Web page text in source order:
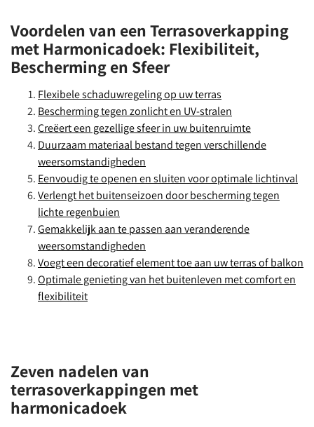
Voordelen van een Terrasoverkapping
met Harmonicadoek: Flexibiliteit,
Bescherming en Sfeer
Flexibele schaduwregeling op uw terras
Bescherming tegen zonlicht en UV-stralen
Creëert een gezellige sfeer in uw buitenruimte
Duurzaam materiaal bestand tegen verschillende
weersomstandigheden
Eenvoudig te openen en sluiten voor optimale lichtinval
Verlengt het buitenseizoen door bescherming tegen
lichte regenbuien
Gemakkelijk aan te passen aan veranderende
weersomstandigheden
Voegt een decoratief element toe aan uw terras of balkon
Optimale genieting van het buitenleven met comfort en
flexibiliteit
Zeven nadelen van
terrasoverkappingen met
harmonicadoek